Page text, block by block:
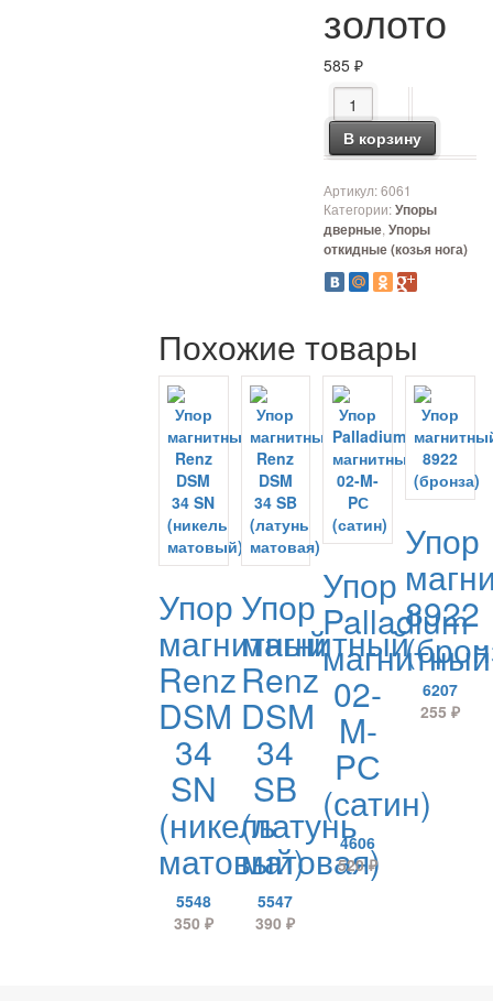
золото
585₽
Количество товара
В корзину
Артикул:6061
Категории:Упоры
дверные,Упоры
откидные (козья нога)
Похожие товары
Упор
магнитный
Renz
DSM
34
SN
(никель
матовый)
5548
350 ₽
Упор
магнитный
Renz
DSM
34
SB
(латунь
матовая)
5547
390₽
Упор
Palladium
магнитный
02-
M-
PС
(сатин)
4606
520₽
Упор
8922
6207
255 ₽